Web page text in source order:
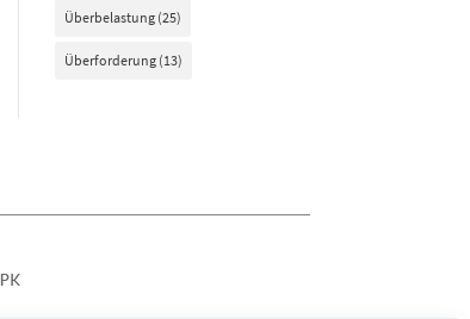
Überbelastung(25)
Überforderung(13)